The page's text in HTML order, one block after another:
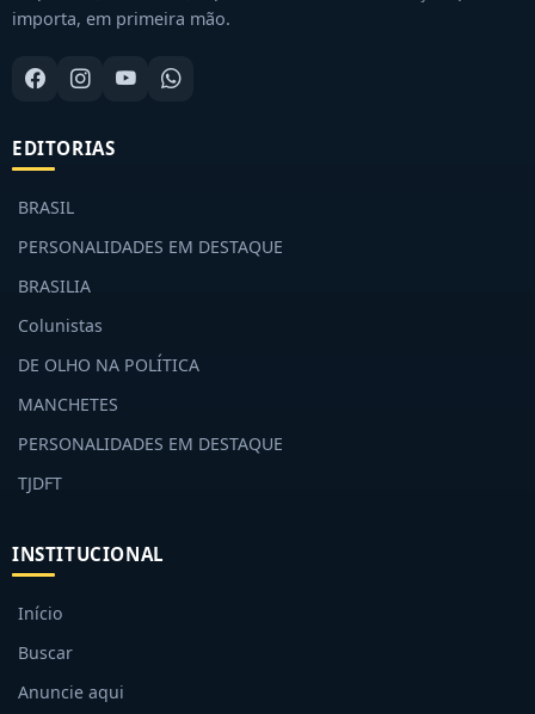
importa, em primeira mão.
EDITORIAS
BRASIL
PERSONALIDADES EM DESTAQUE
BRASILIA
Colunistas
DE OLHO NA POLÍTICA
MANCHETES
PERSONALIDADES EM DESTAQUE
TJDFT
INSTITUCIONAL
Início
Buscar
Anuncie aqui